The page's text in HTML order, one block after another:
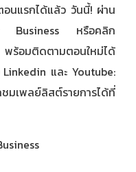
อนแรกได้แล้ว วันนี้! ผ่าน
หรือคลิก
พร้อมติดตามตอนใหม่ได้
และ Youtube:
เพลย์ลิสต์รายการได้ที่